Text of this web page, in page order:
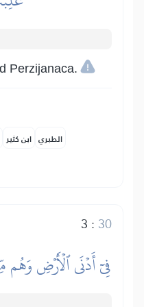
Perzijanaca.
ابن كثير الطبري
3 : 30
فِيٓ أَدۡنَى ٱلۡأَرۡضِ